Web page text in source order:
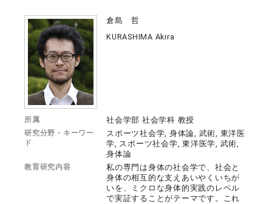
倉島 哲
KURASHIMA Akira
所属 社会学部 社会学科 教授
研究分野・キーワー
ド
スポーツ社会学, 身体論, 武術, 東洋医
学, スポーツ社会学, 東洋医学, 武術,
身体論
教育研究内容
私の専門は身体の社会学で、社会と
身体の相互的な支えあいやくいちが
いを、ミクロな身体的実践のレベル
で実証することがテーマです。これ